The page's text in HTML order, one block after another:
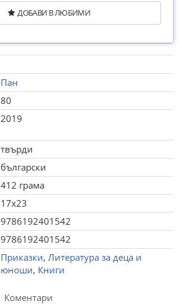
ДОБАВИ В ЛЮБИМИ
Пан
80
2019
твърди
български
412 грама
17x23
9786192401542
9786192401542
Приказки, Литература за деца и
юноши, Книги
Коментари